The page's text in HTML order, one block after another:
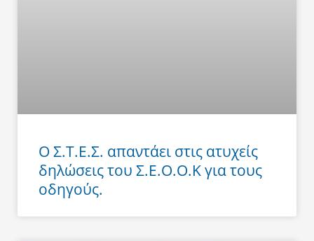
Ο Σ.Τ.Ε.Σ. απαντάει στις ατυχείς
δηλώσεις του Σ.Ε.Ο.Ο.Κ για τους
οδηγούς.